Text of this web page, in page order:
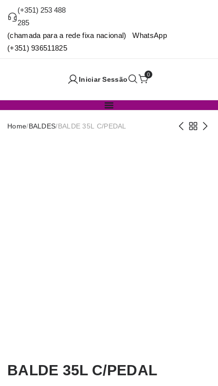
(+351) 253 488
285
(chamada para a rede fixa nacional) WhatsApp
(+351) 936511825
Iniciar Sessão
0
Home/BALDES/BALDE 35L C/PEDAL
BALDE 35L C/PEDAL